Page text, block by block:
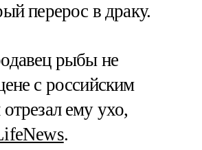
перерос в драку.
рыбы не
с российским
ему ухо,
.